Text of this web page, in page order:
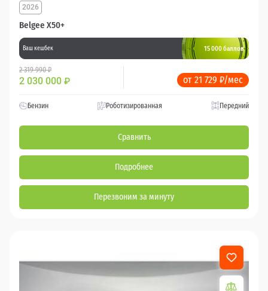
Belgee X50+
2026
Ваш кешбек 15 000 баллов
2 319 990 ₽
2 030 000 ₽ от 21 729 ₽/мес
Бензин Роботизированная Передний
Сравнить
Подробнее
Перезвоним за минуту